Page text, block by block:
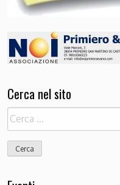
Cerca nel sito
Ricerca
per: